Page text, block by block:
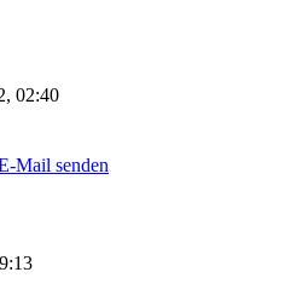
02:40
Mail senden